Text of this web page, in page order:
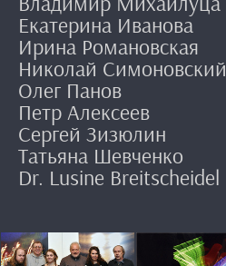
Екатерина Иванова
Ирина Романовская
Николай Симоновский
Олег Панов
Петр Алексеев
Сергей Зизюлин
Татьяна Шевченко
Dr. Lusine Breitscheidel